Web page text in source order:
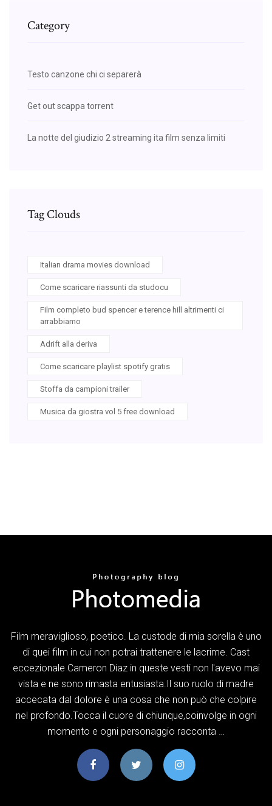
Category
Testo canzone chi ci separerà
Get out scappa torrent
La notte del giudizio 2 streaming ita film senza limiti
Tag Clouds
Italian drama movies download
Come scaricare riassunti da studocu
Film completo bud spencer e terence hill altrimenti ci
arrabbiamo
Adrift alla deriva
Come scaricare playlist spotify gratis
Stoffa da campioni trailer
Musica da giostra vol 5 free download
Film meraviglioso, poetico. La custode di mia sorella è uno
di quei film in cui non potrai trattenere le lacrime. Cast
eccezionale Cameron Diaz in queste vesti non l'avevo mai
vista e ne sono rimasta entusiasta.Il suo ruolo di madre
accecata dal dolore è una cosa che non può che colpire
nel profondo.Tocca il cuore di chiunque,coinvolge in ogni
momento e ogni personaggio racconta …